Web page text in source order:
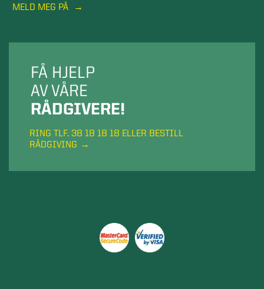
MELD MEG PÅ
FÅ HJELP
AV VÅRE
RÅDGIVERE!
RING TLF. 38 18 18 18 ELLER BESTILL
RÅDGIVING